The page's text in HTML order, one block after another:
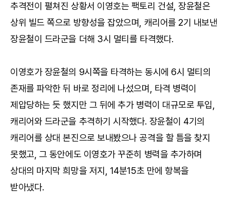
추격전이 펼쳐진 상황서 이영호는 팩토리 건설, 장윤철은
상위 빌드 쪽으로 방향성을 잡았으며, 캐리어를 2기 내보낸
장윤철이 드라군을 더해 3시 멀티를 타격했다.
이영호가 장윤철의 9시쪽을 타격하는 동시에 6시 멀티의
존재를 파악한 뒤 바로 정리에 나섰으며, 타격 병력이
제압당하는 듯 했지만 그 뒤에 추가 병력이 대규모로 투입,
캐리어와 드라군을 추격하기 시작했다. 장윤철이 4기의
캐리어를 상대 본진으로 보내봤으나 공격을 할 틈을 찾지
못했고, 그 동안에도 이영호가 꾸준히 병력을 추가하며
상대의 마지막 희망을 저지, 14분15초 만에 항복을
받아냈다.